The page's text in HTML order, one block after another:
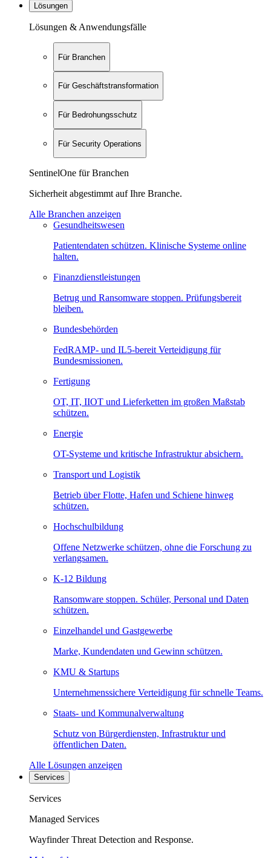
Lösungen
Lösungen & Anwendungsfälle
Für Branchen
Für Geschäftstransformation
Für Bedrohungsschutz
Für Security Operations
SentinelOne für Branchen
Sicherheit abgestimmt auf Ihre Branche.
Alle Branchen anzeigen
Gesundheitswesen
Patientendaten schützen. Klinische Systeme online
halten.
Finanzdienstleistungen
Betrug und Ransomware stoppen. Prüfungsbereit
bleiben.
Bundesbehörden
FedRAMP- und IL5-bereit Verteidigung für
Bundesmissionen.
Fertigung
OT, IT, IIOT und Lieferketten im großen Maßstab
schützen.
Energie
OT-Systeme und kritische Infrastruktur absichern.
Transport und Logistik
Betrieb über Flotte, Hafen und Schiene hinweg
schützen.
Hochschulbildung
Offene Netzwerke schützen, ohne die Forschung zu
verlangsamen.
K-12 Bildung
Ransomware stoppen. Schüler, Personal und Daten
schützen.
Einzelhandel und Gastgewerbe
Marke, Kundendaten und Gewinn schützen.
KMU & Startups
Unternehmenssichere Verteidigung für schnelle Teams.
Staats- und Kommunalverwaltung
Schutz von Bürgerdiensten, Infrastruktur und
öffentlichen Daten.
Alle Lösungen anzeigen
Services
Services
Managed Services
Wayfinder Threat Detection and Response.